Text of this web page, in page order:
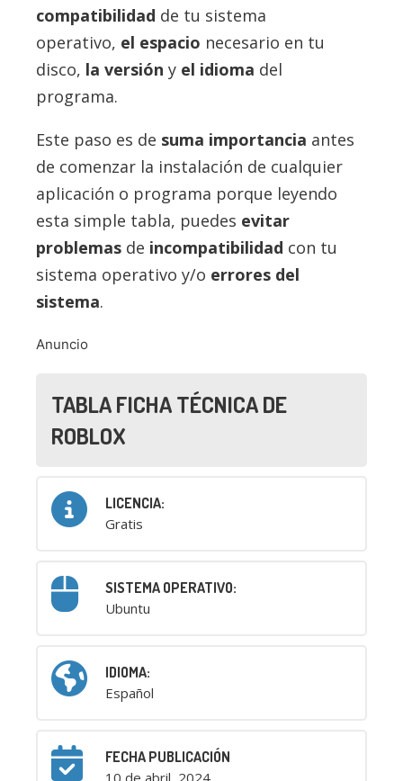
compatibilidad de tu sistema
operativo, el espacio necesario en tu
disco, la versión y el idioma del
programa.
Este paso es de suma importancia antes
de comenzar la instalación de cualquier
aplicación o programa porque leyendo
esta simple tabla, puedes evitar
problemas de incompatibilidad con tu
sistema operativo y/o errores del
sistema.
Anuncio
TABLA FICHA TÉCNICA DE
ROBLOX
LICENCIA:
Gratis
SISTEMA OPERATIVO:
Ubuntu
IDIOMA:
Español
FECHA PUBLICACIÓN
10 de abril, 2024